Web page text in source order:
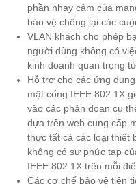
phần nhạy cảm của
bảo vệ chống lại các
VLAN khách cho phép
người dùng không có
kinh doanh quan trọng
Hỗ trợ cho các ứng
mật cổng IEEE 802.1X
vào các phân đoạn cụ
dựa trên web cung cấp
thực tất cả các loại thiết
không có sự phức tạp
IEEE 802.1X trên mỗi
Các cơ chế bảo vệ tiên